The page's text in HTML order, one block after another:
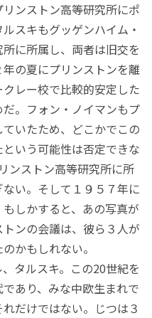
ンストン高等研究所にポ
スキもグッゲンハイム・
に所属し、両者は旧交を
の夏にプリンストンを離
レー校で比較的安定した
。フォン・ノイマンもプ
いたため、どこかでこの
いう可能性は否定できな
ンストン高等研究所に所
い。そして１９５７年に
しかすると、あの写真が
ンの会議は、彼ら３人が
かもしれない。
タルスキ。この20世紀を
あり、みな中欧生まれで
だけではない。じつは３